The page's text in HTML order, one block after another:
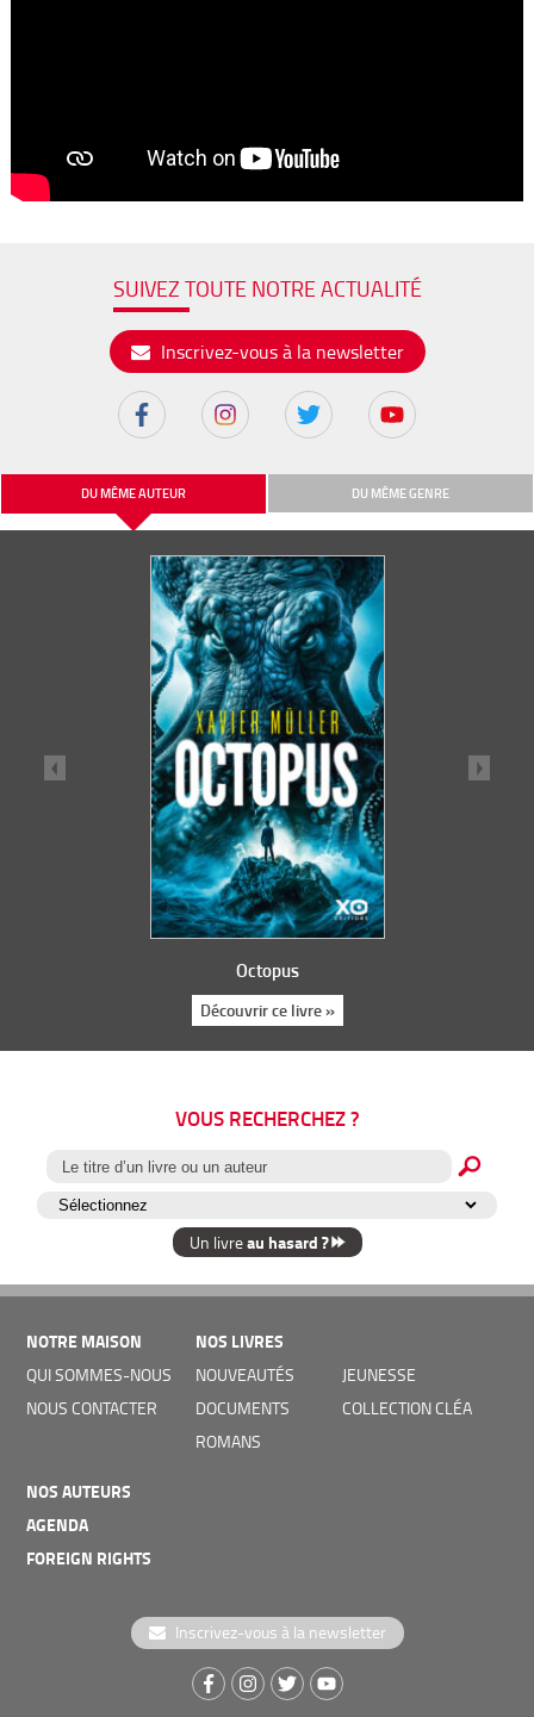
SUIVEZ TOUTE NOTRE ACTUALITÉ
Inscrivez-vous à la newsletter
DU MÊME AUTEUR DU MÊME GENRE
Octopus
Découvrir ce livre »
VOUS RECHERCHEZ ?
Un livreau hasard ?
NOTRE MAISON
QUI SOMMES-NOUS
NOUS CONTACTER
NOS LIVRES
NOUVEAUTÉS
DOCUMENTS
ROMANS
JEUNESSE
COLLECTION CLÉA
NOS AUTEURS
AGENDA
FOREIGN RIGHTS
Inscrivez-vous à la newsletter